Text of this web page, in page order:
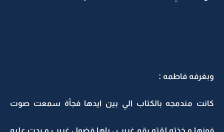
وبغرفه فاطمه :
كانت مندمجه بالكتاب الي بين ايدها فجأة سمعت صوت
فونها و خذته لقته رقم غريب ، ياها فضول غريب و ردت عليه